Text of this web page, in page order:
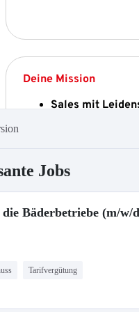
Jobs
Bäderbetriebe (m/w/
Tarifvergütung